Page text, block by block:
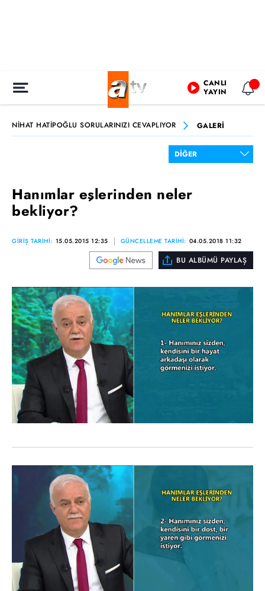
CANLI
YAYIN
NİHAT HATİPOĞLU SORULARINIZI CEVAPLIYOR GALERİ
Hanımlar eşlerinden neler
bekliyor?
GİRİŞ TARİHİ: 15.05.2015 12:35 GÜNCELLEME TARİHİ: 04.05.2018 11:32
BU ALBÜMÜ PAYLAŞ